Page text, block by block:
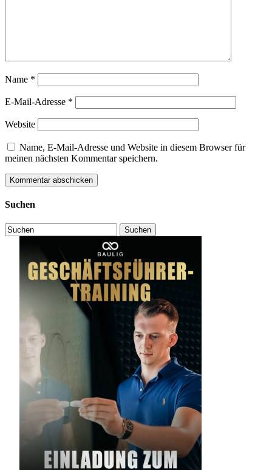
Name *
E-Mail-Adresse *
Website
Name, E-Mail-Adresse und Website in diesem Browser für
meinen nächsten Kommentar speichern.
Suchen